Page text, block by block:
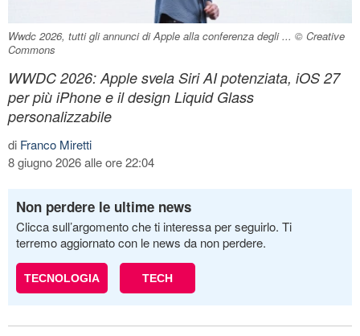
Wwdc 2026, tutti gli annunci di Apple alla conferenza degli ... © Creative
Commons
WWDC 2026: Apple svela Siri AI potenziata, iOS 27
per più iPhone e il design Liquid Glass
personalizzabile
di Franco Miretti
8 giugno 2026 alle ore 22:04
Non perdere le ultime news
Clicca sull’argomento che ti interessa per seguirlo. Ti
terremo aggiornato con le news da non perdere.
TECNOLOGIA TECH